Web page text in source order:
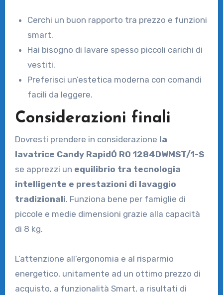
Cerchi un buon rapporto tra prezzo e funzioni
smart.
Hai bisogno di lavare spesso piccoli carichi di
vestiti.
Preferisci un’estetica moderna con comandi
facili da leggere.
Considerazioni finali
Dovresti prendere in considerazione la
lavatrice Candy RapidÓ RO 1284DWMST/1-S
se apprezzi un equilibrio tra tecnologia
intelligente e prestazioni di lavaggio
tradizionali. Funziona bene per famiglie di
piccole e medie dimensioni grazie alla capacità
di 8 kg.
L’attenzione all’ergonomia e al risparmio
energetico, unitamente ad un ottimo prezzo di
acquisto, a funzionalità Smart, a risultati di